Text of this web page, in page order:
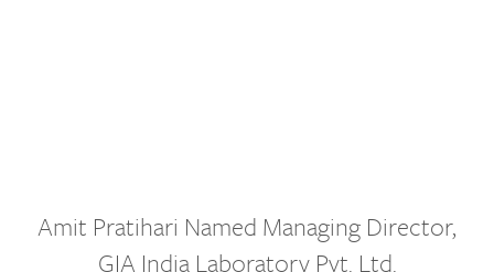
Amit Pratihari Named Managing Director,
GIA India Laboratory Pvt. Ltd.